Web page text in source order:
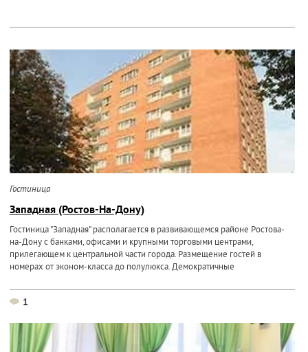
Гостиница
Западная (Ростов-На-Дону)
Гостиница "Западная" располагается в развивающемся районе Ростова-
на-Дону с банками, офисами и крупными торговыми центрами,
прилегающем к центральной части города. Размещение гостей в
номерах от эконом-класса до полулюкса. Демократичные
1